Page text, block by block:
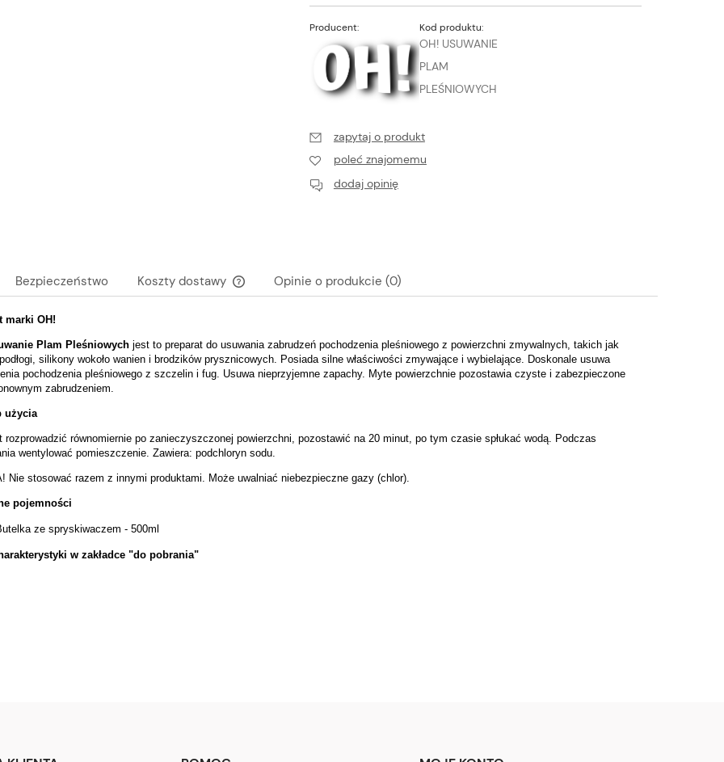
Producent: Kod produktu:
OH! USUWANIE
PLAM
PLEŚNIOWYCH
zapytaj o produkt
poleć znajomemu
dodaj opinię
Bezpieczeństwo Koszty dostawy
płatności
Opinie o produkcie (0)
marki OH!
Plam Pleśniowych jest to preparat do usuwania zabrudzeń pochodzenia pleśniowego z powierzchni zmywalnych, takich jak
silikony wokoło wanien i brodzików prysznicowych. Posiada silne właściwości zmywające i wybielające. Doskonale usuwa
pochodzenia pleśniowego z szczelin i fug. Usuwa nieprzyjemne zapachy. Myte powierzchnie pozostawia czyste i zabezpieczone
zabrudzeniem.
użycia
rozprowadzić równomiernie po zanieczyszczonej powierzchni, pozostawić na 20 minut, po tym czasie spłukać wodą. Podczas
wentylować pomieszczenie. Zawiera: podchloryn sodu.
Nie stosować razem z innymi produktami. Może uwalniać niebezpieczne gazy (chlor).
pojemności
ze spryskiwaczem - 500ml
w zakładce "do pobrania"